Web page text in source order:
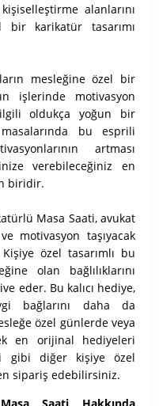
alanlarını
bir karikatür tasarımı
mesleğine özel bir
işlerinde motivasyon
ilgili oldukça yoğun bir
bu esprili
artması
verebileceğiniz en
biridir.
Masa Saati, avukat
motivasyon taşıyacak
özel tasarımlı bu
olan bağlılıklarını
eder. Bu kalıcı hediye,
bağlarını daha da
özel günlerde veya
en orijinal hediyeleri
gibi diğer kişiye özel
sipariş edebilirsiniz.